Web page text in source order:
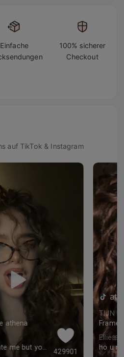
Einfache
100% sicherer
Checkout
auf TikTok & Instagram
athena
yall gonna hate me but you lowkey give daniela vibes
429901
TIJN
Ellie🎀
ho u